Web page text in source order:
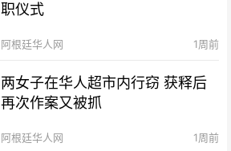
职仪式
阿根廷华人网 1周前
两女子在华人超市内行窃 获释后
再次作案又被抓
阿根廷华人网 1周前